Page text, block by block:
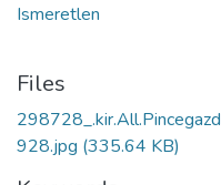
Ismeretlen
Files
928.jpg (335.64 KB)